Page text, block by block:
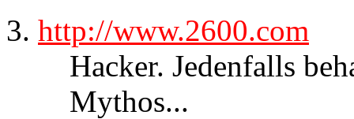
http://www.2600.com
Hacker. Jedenfalls
Mythos...